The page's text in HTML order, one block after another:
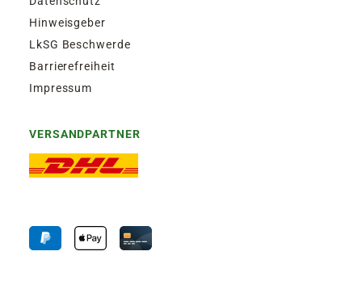
Hinweisgeber
LkSG Beschwerde
Barrierefreiheit
Impressum
VERSANDPARTNER